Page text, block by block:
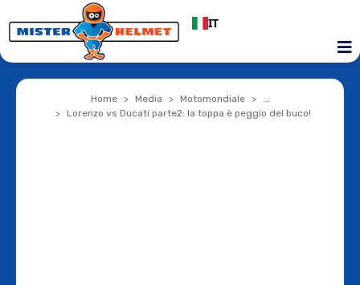
IT
Home Media Motomondiale
...
Lorenzo vs Ducati parte2: la toppa è peggio del buco!